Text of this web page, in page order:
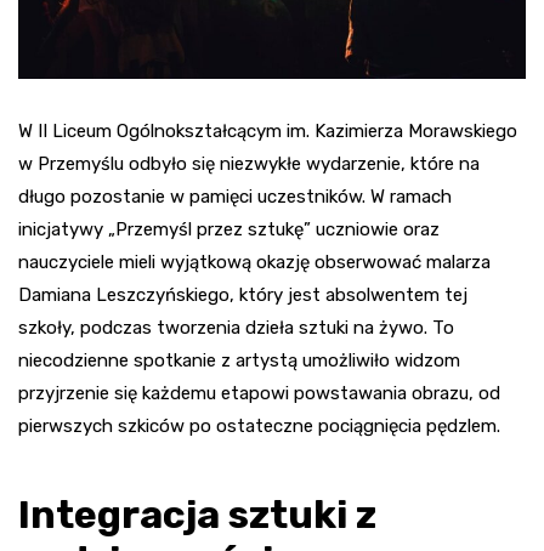
W II Liceum Ogólnokształcącym im. Kazimierza Morawskiego
w Przemyślu odbyło się niezwykłe wydarzenie, które na
długo pozostanie w pamięci uczestników. W ramach
inicjatywy „Przemyśl przez sztukę” uczniowie oraz
nauczyciele mieli wyjątkową okazję obserwować malarza
Damiana Leszczyńskiego, który jest absolwentem tej
szkoły, podczas tworzenia dzieła sztuki na żywo. To
niecodzienne spotkanie z artystą umożliwiło widzom
przyjrzenie się każdemu etapowi powstawania obrazu, od
pierwszych szkiców po ostateczne pociągnięcia pędzlem.
Integracja sztuki z